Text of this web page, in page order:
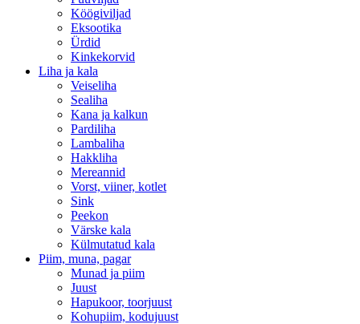
Köögiviljad
Eksootika
Ürdid
Kinkekorvid
Liha ja kala
Veiseliha
Sealiha
Kana ja kalkun
Pardiliha
Lambaliha
Hakkliha
Mereannid
Vorst, viiner, kotlet
Sink
Peekon
Värske kala
Külmutatud kala
Piim, muna, pagar
Munad ja piim
Juust
Hapukoor, toorjuust
Kohupiim, kodujuust